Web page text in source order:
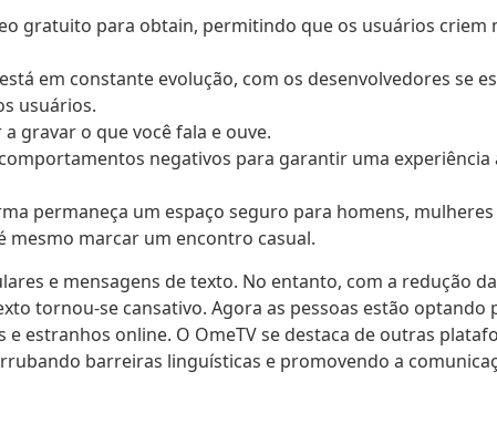
gratuito para obtain, permitindo que os usuários criem
em constante evolução, com os desenvolvedores se
usuários.
a gravar o que você fala e ouve.
negativos para garantir uma experiência
permaneça um espaço seguro para homens,
mesmo marcar um encontro casual.
e mensagens de texto. No entanto, com a redução da
tornou-se cansativo. Agora as pessoas estão optando
estranhos online. O OmeTV se destaca de outras
barreiras linguísticas e promovendo a